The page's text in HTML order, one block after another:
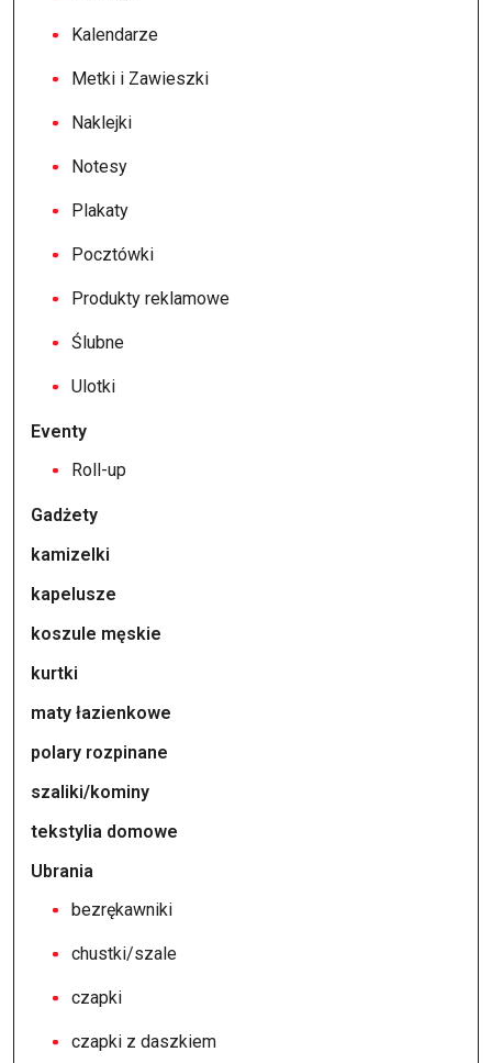
Kalendarze
Metki i Zawieszki
Naklejki
Notesy
Plakaty
Pocztówki
Produkty reklamowe
Ślubne
Ulotki
Eventy
Roll-up
Gadżety
kamizelki
kapelusze
koszule męskie
kurtki
maty łazienkowe
polary rozpinane
szaliki/kominy
tekstylia domowe
Ubrania
bezrękawniki
chustki/szale
czapki
czapki z daszkiem